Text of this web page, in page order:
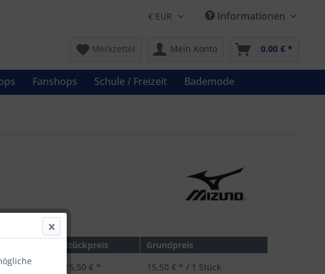
Informationen
Merkzettel Mein Konto 0,00 € *
Fanshops Schule / Freizeit Bademode
UVP: 22,00 € *
Stückpreis
Grundpreis
bis9 15,50 € * 15,50 € * / 1 Stück